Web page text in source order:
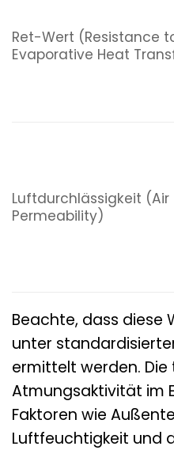
Ret-Wert (Resistance
Evaporative Heat
Luftdurchlässigkeit (Air
Permeability)
Beachte, dass diese
unter
ermittelt werden.
Atmungsaktivität im
Faktoren wie
Luftfeuchtigkeit und